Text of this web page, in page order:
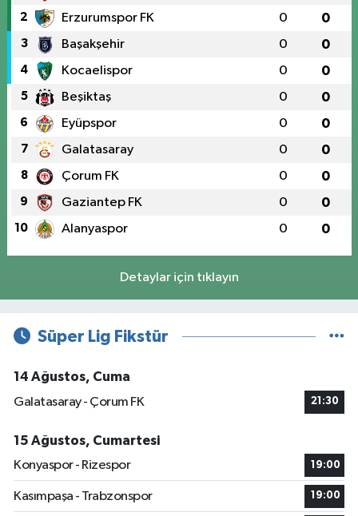
2 Erzurumspor FK 0 0
3 Başakşehir 0 0
4 Kocaelispor 0 0
5 Beşiktaş 0 0
6 Eyüpspor 0 0
7 Galatasaray 0 0
8 Çorum FK 0 0
9 Gaziantep FK 0 0
10 Alanyaspor 0 0
Detaylar için tıklayın
Süper Lig Fikstür
14 Ağustos, Cuma
Galatasaray - Çorum FK
21:30
15 Ağustos, Cumartesi
Konyaspor - Rizespor
19:00
Kasımpaşa - Trabzonspor 19:00